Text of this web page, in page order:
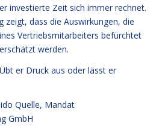
investierte Zeit sich immer rechnet.
zeigt, dass die Auswirkungen, die
Vertriebsmitarbeiters befürchtet
werden.
er Druck aus oder lässt er
Quelle, Mandat
GmbH